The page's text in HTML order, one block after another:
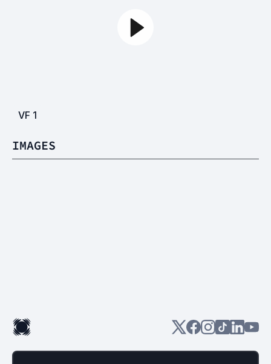
VF 1
IMAGES